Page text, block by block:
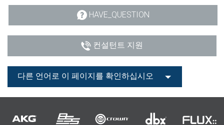
HAVE_QUESTION
컨설턴트 지원
다른 언어로 이 페이지를 확인하십시오